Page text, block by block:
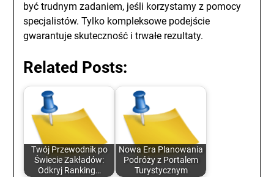
być trudnym zadaniem, jeśli korzystamy z pomocy
specjalistów. Tylko kompleksowe podejście
gwarantuje skuteczność i trwałe rezultaty.
Related Posts:
Twój Przewodnik po
Świecie Zakładów:
Odkryj Ranking…
Nowa Era Planowania
Podróży z Portalem
Turystycznym